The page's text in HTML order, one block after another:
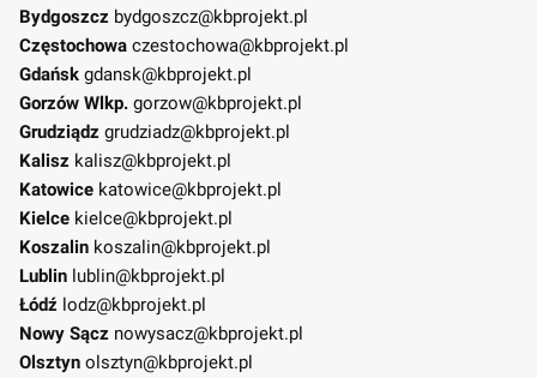
Bydgoszcz bydgoszcz@kbprojekt.pl
Częstochowa czestochowa@kbprojekt.pl
Gdańsk gdansk@kbprojekt.pl
Gorzów Wlkp. gorzow@kbprojekt.pl
Grudziądz grudziadz@kbprojekt.pl
Kalisz kalisz@kbprojekt.pl
Katowice katowice@kbprojekt.pl
Kielce kielce@kbprojekt.pl
Koszalin koszalin@kbprojekt.pl
Lublin lublin@kbprojekt.pl
Łódź lodz@kbprojekt.pl
Nowy Sącz nowysacz@kbprojekt.pl
Olsztyn olsztyn@kbprojekt.pl